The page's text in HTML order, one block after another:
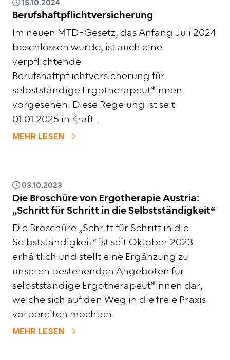
15.10.2024
Berufshaftpflichtversicherung
Im neuen MTD-Gesetz, das Anfang Juli 2024
beschlossen wurde, ist auch eine
verpflichtende
Berufshaftpflichtversicherung für
selbstständige Ergotherapeut*innen
vorgesehen. Diese Regelung ist seit
01.01.2025 in Kraft.
MEHR LESEN ZU
03.10.2023
Die Broschüre von Ergotherapie Austria:
„Schritt für Schritt in die Selbstständigkeit“
Die Broschüre „Schritt für Schritt in die
Selbstständigkeit“ ist seit Oktober 2023
erhältlich und stellt eine Ergänzung zu
unseren bestehenden Angeboten für
selbstständige Ergotherapeut*innen dar,
welche sich auf den Weg in die freie Praxis
vorbereiten möchten.
MEHR LESEN ZU DIE BROSCHÜRE VON